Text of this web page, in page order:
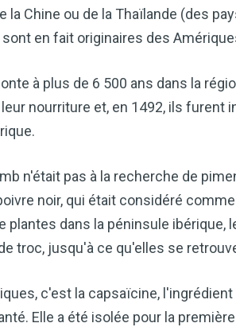
la Chine ou de la Thaïlande (des
en fait originaires des
à plus de 6 500 ans dans la
nourriture et, en 1492, ils furent
n'était pas à la recherche de
noir, qui était considéré
plantes dans la péninsule
troc, jusqu'à ce qu'elles se
c'est la capsaïcine,
Elle a été isolée pour la